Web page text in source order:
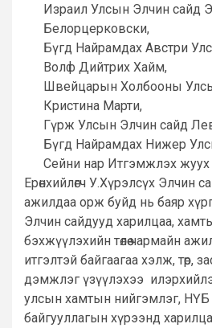
Израил Улсын Элчин сайд
Белорцерковски,
Бүгд Найрамдах Австри
Волф Дийтрих Хайм,
Швейцарын Холбооны
Кристина Марти,
Гүрж Улсын Элчин сайд
Бүгд Найрамдах Нижер
Сейни нар Итгэмжлэх жуух
Ерөнхийлөгч У.Хүрэлсүх Элчин
ажилдаа орж буйд нь баяр
Элчин сайдууд харилцаа,
бэхжүүлэхийн төлөө чармайн
итгэлтэй байгаагаа хэлж, төр,
дэмжлэг үзүүлэхээ
улсын хамтын нийгэмлэг,
байгууллагын хүрээнд